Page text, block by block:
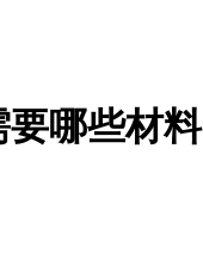
哪些材料